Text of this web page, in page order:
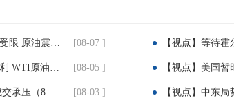
【视点】霍尔木兹海峡通行仍然受限 原油震荡收高 [08-07 ]
【视点】美国与伊朗谈判进展顺利 WTI原油收跌近5% [08-05 ]
【分析】供增需弱 聚丙烯高位成交承压（8月3日-7日） [08-03 ]